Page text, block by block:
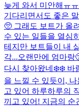
늦게 와서 미안해ㅠ
기다리면서도 좋은
🥺 그래도 보트가 올
수 있는 일들을 열심
테지만 보트들이 내
각...오랜만에 엄마랑
다시 찾아왔네❄️❄️ 바
을 느낄 수 있듯이,
고 있어 하루하루의
끼고 있어! 지금의 순